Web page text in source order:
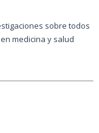
sobre todos
medicina y salud